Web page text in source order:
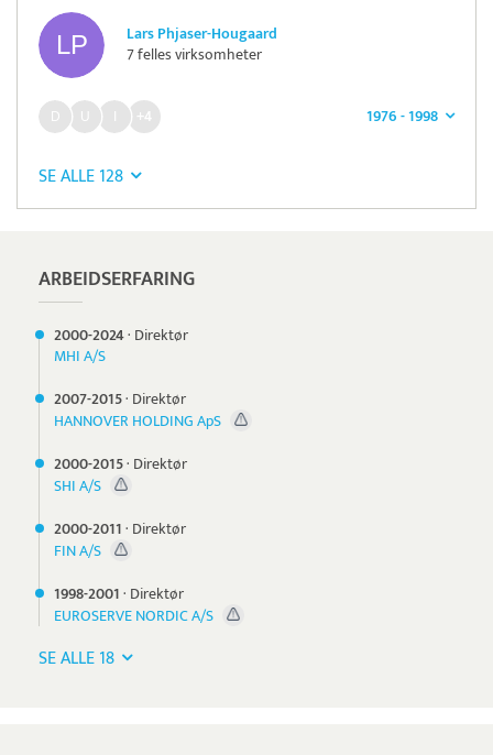
Lars Phjaser-Hougaard
7 felles virksomheter
1976 - 1998
+4
SE ALLE 128
ARBEIDSERFARING
2000-2024· Direktør
MHI A/S
2007-2015· Direktør
HANNOVER HOLDING ApS
2000-2015· Direktør
SHI A/S
2000-2011· Direktør
FIN A/S
1998-2001· Direktør
EUROSERVE NORDIC A/S
SE ALLE 18